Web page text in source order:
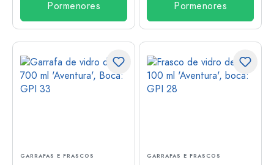
Pormenores Pormenores
GARRAFAS E FRASCOS GARRAFAS E FRASCOS